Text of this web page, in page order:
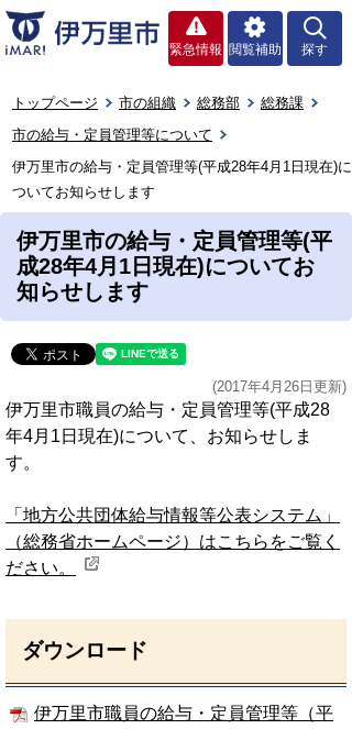
緊急情報 閲覧補助 探す
トップページ 市の組織 総務部
総務課
市の給与・定員管理等について
伊万里市の給与・定員管理等(平成28年4月1日現在)に
ついてお知らせします
伊万里市の給与・定員管理等(平
成28年4月1日現在)についてお
知らせします
(2017年4月26日更新)
伊万里市職員の給与・定員管理等(平成28
年4月1日現在)について、お知らせしま
す。
「地方公共団体給与情報等公表システム」
（総務省ホームページ）はこちらをご覧く
ださい。
ダウンロード
伊万里市職員の給与・定員管理等（平